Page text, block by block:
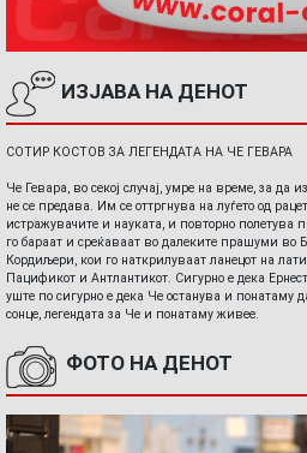
ИЗЈАВА НА ДЕНОТ
СОТИР КОСТОВ ЗА ЛЕГЕНДАТА НА ЧЕ ГЕВАРА
Че Гевара, во секој случај, умре на време, за да
не се предава. Им се оттргнува на луѓето од
истражувачите и науката, и повторно полетува
го бараат и среќаваат во далеките прашуми во
Кордиљери, кои го наткрилуваат ланецот на
Пацификот и Антлантикот. Сигурно е дека
уште по сигурно е дека Че останува и понатаму
сонце, легендата за Че и понатаму живее.
ФОТО НА ДЕНОТ